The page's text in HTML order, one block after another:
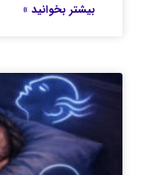
بیشتر بخوانید »